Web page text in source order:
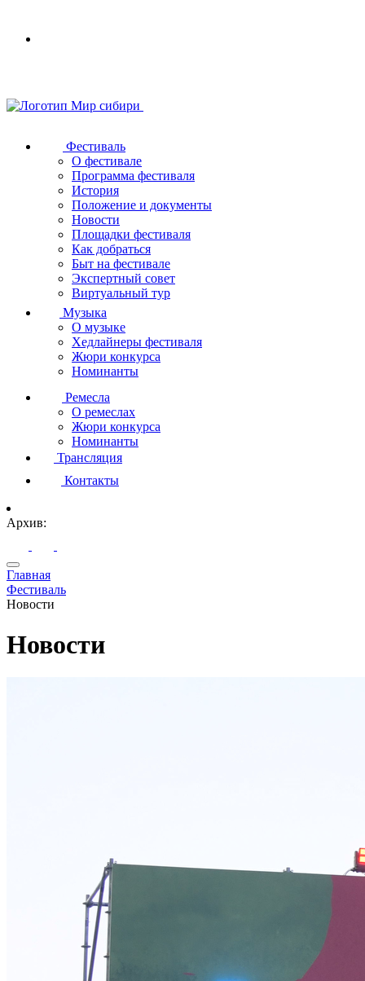
browser
Фестиваль
О фестивале
Программа фестиваля
История
Положение и документы
Новости
Площадки фестиваля
Как добраться
Быт на фестивале
Экспертный совет
Виртуальный тур
Музыка
О музыке
Хедлайнеры фестиваля
Жюри конкурса
Номинанты
Ремесла
О ремеслах
Жюри конкурса
Номинанты
Трансляция
Контакты
Архив:
Главная
Фестиваль
Новости
Новости